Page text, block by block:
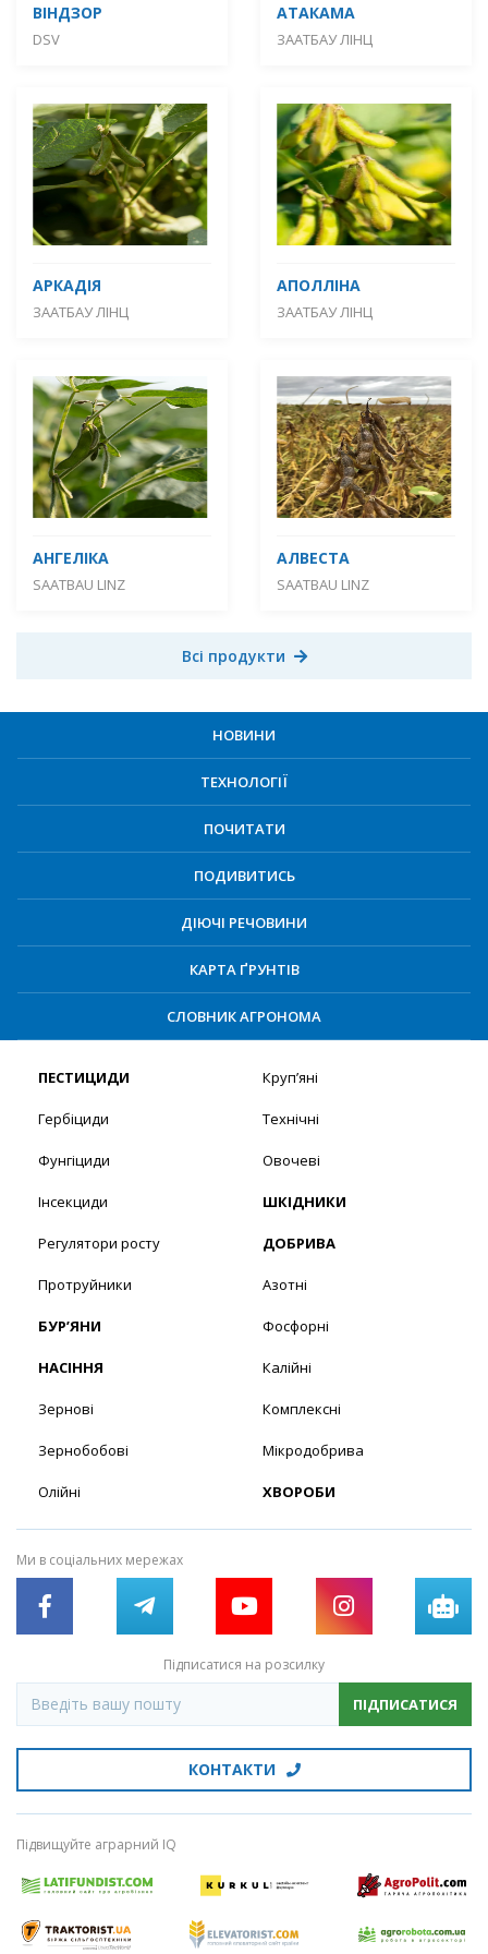
ВІНДЗОР
DSV
АТАКАМА
ЗААТБАУ ЛІНЦ
АРКАДІЯ
ЗААТБАУ ЛІНЦ
АПОЛЛІНА
ЗААТБАУ ЛІНЦ
АНГЕЛІКА
SAATBAU LINZ
АЛВЕСТА
SAATBAU LINZ
Всі продукти
НОВИНИ
ТЕХНОЛОГІЇ
ПОЧИТАТИ
ПОДИВИТИСЬ
ДІЮЧІ РЕЧОВИНИ
КАРТА ҐРУНТІВ
СЛОВНИК АГРОНОМА
ПЕСТИЦИДИ
Гербіциди
Фунгіциди
Інсекциди
Регулятори росту
Протруйники
БУР’ЯНИ
НАСІННЯ
Зернові
Зернобобові
Олійні
Круп’яні
Технічні
Овочеві
ШКІДНИКИ
ДОБРИВА
Азотні
Фосфорні
Калійні
Комплексні
Мікродобрива
ХВОРОБИ
Ми в соціальних мережах
Підписатися на розсилку
ПІДПИСАТИСЯ
КОНТАКТИ
Підвищуйте аграрний IQ